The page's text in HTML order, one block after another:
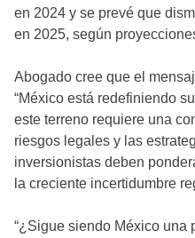
en 2024 y se prevé que
en 2025, según
Abogado cree que el
“México está redefiniendo
este terreno requiere una
riesgos legales y las
inversionistas deben
la creciente incertidumbre
“¿Sigue siendo México una